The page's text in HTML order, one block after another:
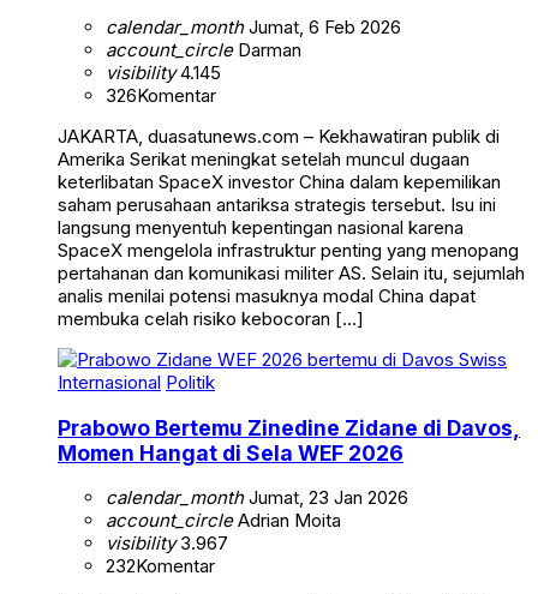
calendar_monthJumat, 6 Feb 2026
account_circleDarman
visibility4.145
326Komentar
JAKARTA, duasatunews.com – Kekhawatiran publik di
Amerika Serikat meningkat setelah muncul dugaan
keterlibatan SpaceX investor China dalam kepemilikan
saham perusahaan antariksa strategis tersebut. Isu ini
langsung menyentuh kepentingan nasional karena
SpaceX mengelola infrastruktur penting yang menopang
pertahanan dan komunikasi militer AS. Selain itu, sejumlah
analis menilai potensi masuknya modal China dapat
membuka celah risiko kebocoran […]
Internasional Politik
Prabowo Bertemu Zinedine Zidane di Davos,
Momen Hangat di Sela WEF 2026
calendar_monthJumat, 23 Jan 2026
account_circleAdrian Moita
visibility3.967
232Komentar